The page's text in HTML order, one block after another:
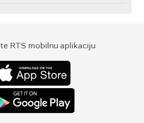
RTS mobilnu aplikaciju